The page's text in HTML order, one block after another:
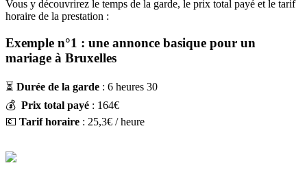
Vous y découvrirez le temps de la garde, le prix total payé et le tarif
horaire de la prestation :
Exemple n°1 : une annonce basique pour un
mariage à Bruxelles
⏳ Durée de la garde : 6 heures 30
💰 Prix total payé : 164€
💶 Tarif horaire : 25,3€ / heure